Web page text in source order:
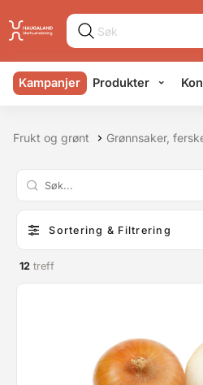
Kampanjer Produkter
Frukt og grønt Grønnsaker,
Sortering & Filtrering
12 treff